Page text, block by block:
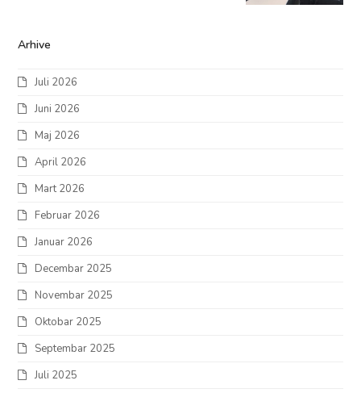
Arhive
Juli 2026
Juni 2026
Maj 2026
April 2026
Mart 2026
Februar 2026
Januar 2026
Decembar 2025
Novembar 2025
Oktobar 2025
Septembar 2025
Juli 2025